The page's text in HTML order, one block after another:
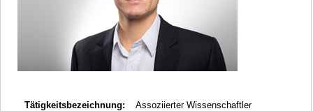
Tätigkeitsbezeichnung: Assoziierter Wissenschaftler